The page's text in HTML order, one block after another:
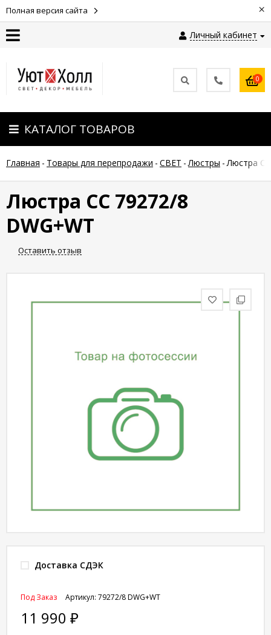
Полная версия сайта ×
Личный кабинет
Оплата
Доставка
Гарантия
возврат
Новости
конфиденциальности
0
КАТАЛОГ ТОВАРОВ
Главная - Товары для перепродажи - СВЕТ - Люстры - Люстра
Люстра СС 79272/8
DWG+WT
Оставить отзыв
Доставка СДЭК
Артикул: 79272/8 DWG+WT
Под Заказ
11 990 ₽